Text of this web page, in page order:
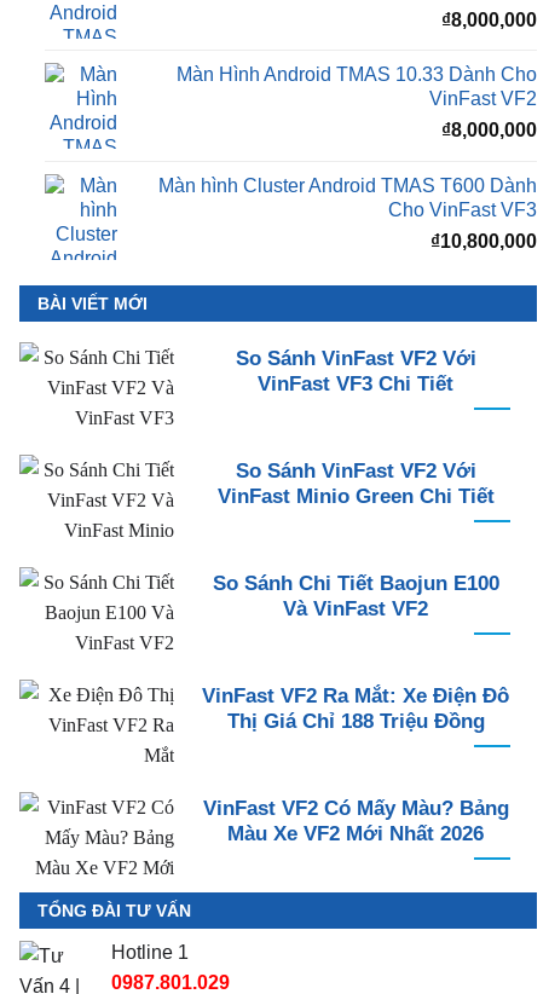
₫8,000,000
Màn Hình Android TMAS 10.33 Dành Cho
VinFast VF2
₫8,000,000
Màn hình Cluster Android TMAS T600 Dành
Cho VinFast VF3
₫10,800,000
BÀI VIẾT MỚI
So Sánh VinFast VF2 Với
VinFast VF3 Chi Tiết
So Sánh VinFast VF2 Với
VinFast Minio Green Chi Tiết
So Sánh Chi Tiết Baojun E100
Và VinFast VF2
VinFast VF2 Ra Mắt: Xe Điện Đô
Thị Giá Chỉ 188 Triệu Đồng
VinFast VF2 Có Mấy Màu? Bảng
Màu Xe VF2 Mới Nhất 2026
TỔNG ĐÀI TƯ VẤN
Hotline 1
0987.801.029